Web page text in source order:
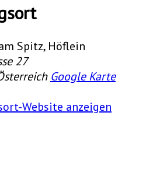
Spitz, Höflein
27
Google Karte
Website anzeigen